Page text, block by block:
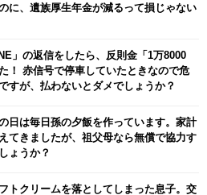
に、遺族厚生年金が減るって損じゃない
」の返信をしたら、反則金「1万8000
！ 赤信号で停車していたときなので危
すが、払わないとダメでしょうか？
日は毎日孫の夕飯を作っています。家計
てきましたが、祖父母なら無償で協力す
ょうか？
トクリームを落としてしまった息子。交